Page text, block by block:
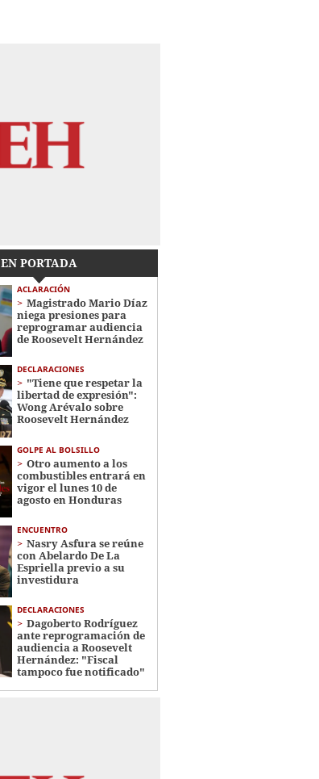
EN PORTADA
ACLARACIÓN
Magistrado Mario Díaz
niega presiones para
reprogramar audiencia
de Roosevelt Hernández
DECLARACIONES
"Tiene que respetar la
libertad de expresión":
Wong Arévalo sobre
Roosevelt Hernández
GOLPE AL BOLSILLO
Otro aumento a los
combustibles entrará en
vigor el lunes 10 de
agosto en Honduras
ENCUENTRO
Nasry Asfura se reúne
con Abelardo De La
Espriella previo a su
investidura
DECLARACIONES
Dagoberto Rodríguez
ante reprogramación de
audiencia a Roosevelt
Hernández: "Fiscal
tampoco fue notificado"